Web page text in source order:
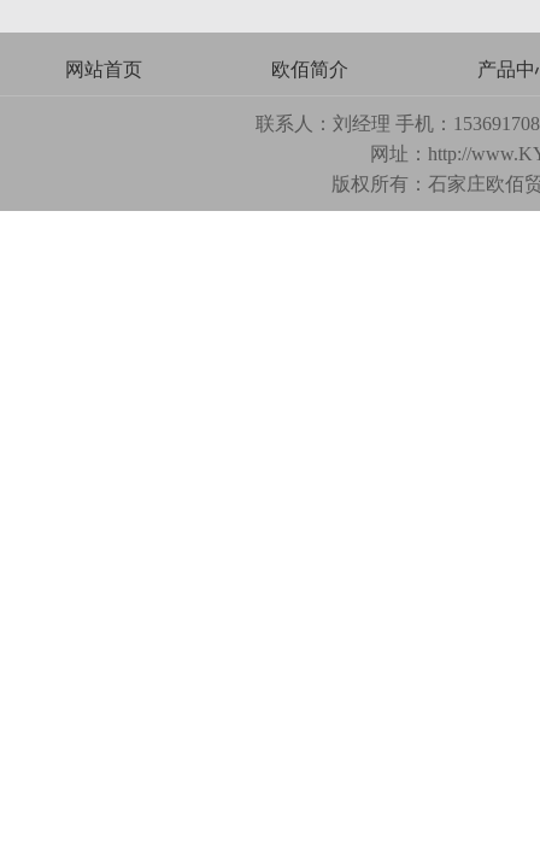
网站首页 欧佰简介 产品中
联系人：刘经理 手机：
网址： http://
版权所有：石家庄欧佰